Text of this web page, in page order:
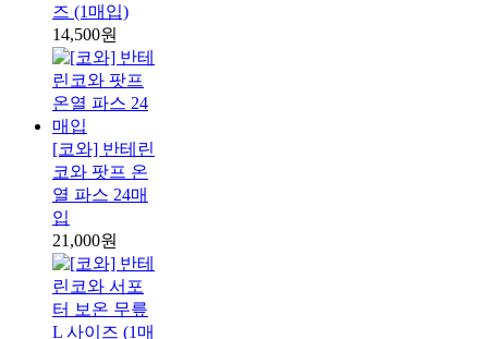
즈 (1매입)
14,500원
[코와] 반테린
코와 팟프 온
열 파스 24매
입
21,000원